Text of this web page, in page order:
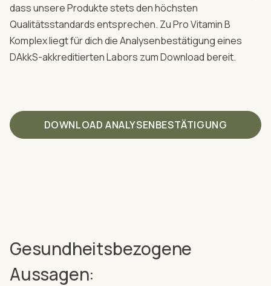
dass unsere Produkte stets den höchsten
Qualitätsstandards entsprechen. Zu Pro Vitamin B
Komplex liegt für dich die Analysenbestätigung eines
DAkkS-akkreditierten Labors zum Download bereit.
DOWNLOAD ANALYSENBESTÄTIGUNG
Gesundheitsbezogene
Aussagen: